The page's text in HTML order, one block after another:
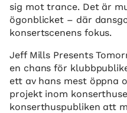
sig mot trance. Det är
ögonblicket – där
konsertscenens fokus.
Jeff Mills Presents
en chans för
ett av hans mest öppna
projekt inom
konserthuspubliken att